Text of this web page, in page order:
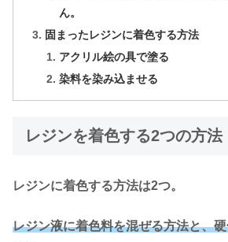
ん。
固まったレジンに着色する方法
アクリル絵の具で塗る
染料を染み込ませる
レジンを着色する2つの方法
レジンに着色する方法は2つ。
レジン液に着色料を混ぜる方法と、